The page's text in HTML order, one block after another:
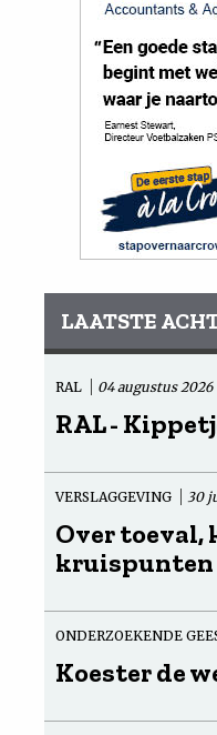
LAATSTE
RAL 04 augustus 2026
RAL -
VERSLAGGEVING 30
Over toeval,
kruispunten
ONDERZOEKENDE
Koester de